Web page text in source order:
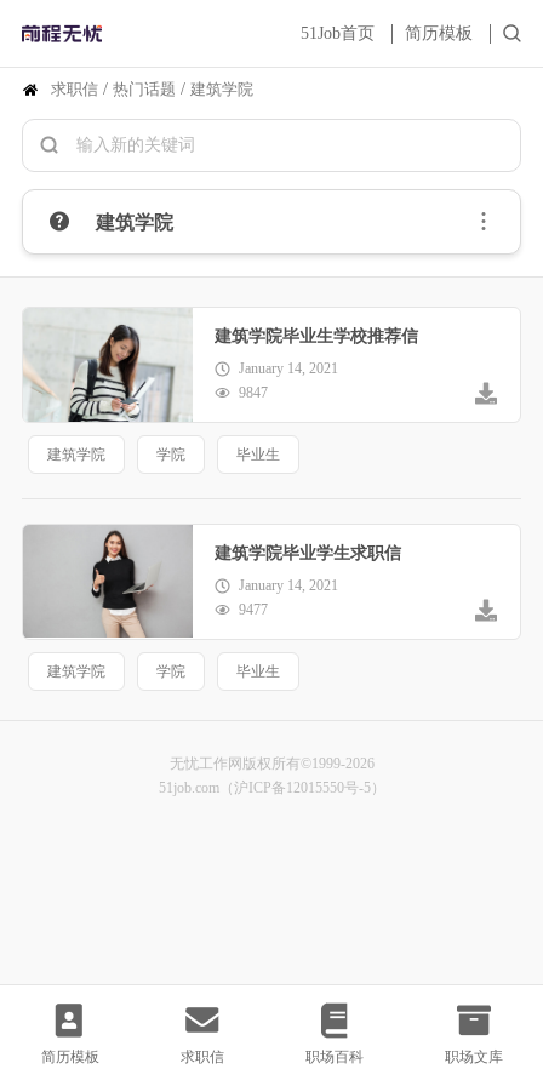
51Job首页 简历模板
简历模板 求职信 职场百科 职场文库
求职信 / 热门话题 / 建筑学院
建筑学院
建筑学院毕业生学校推荐信
January 14, 2021
9847
建筑学院 学院 毕业生
建筑学院毕业学生求职信
January 14, 2021
9477
建筑学院 学院 毕业生
无忧工作网版权所有©1999-2026
51job.com（沪ICP备12015550号-5）